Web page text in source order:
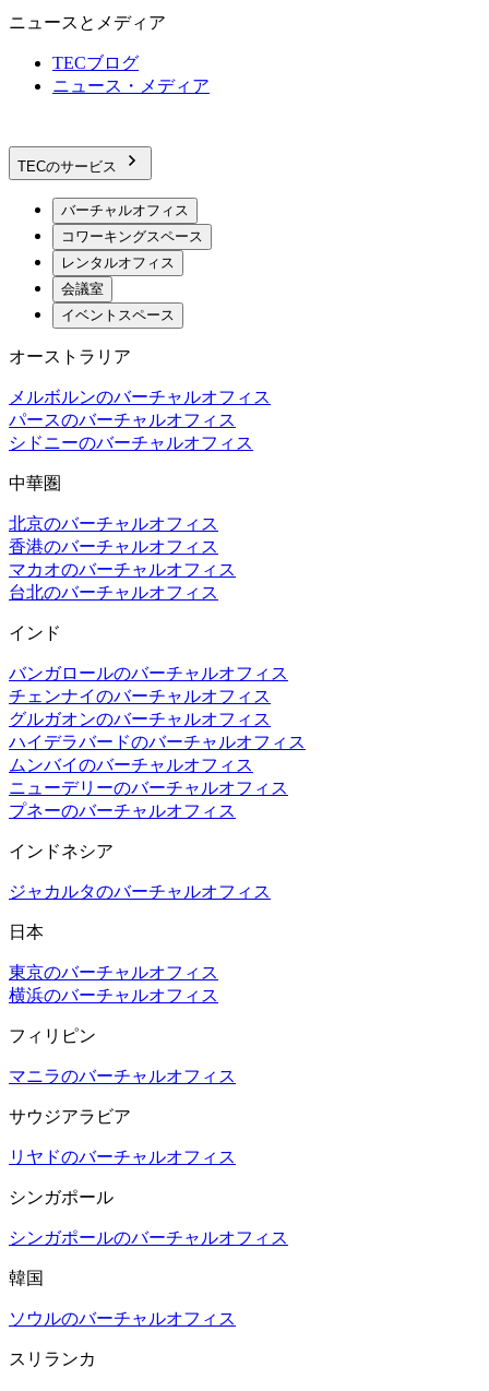
ニュースとメディア
TECブログ
ニュース・メディア
TECのサービス
バーチャルオフィス
コワーキングスペース
レンタルオフィス
会議室
イベントスペース
オーストラリア
メルボルンのバーチャルオフィス
パースのバーチャルオフィス
シドニーのバーチャルオフィス
中華圏
北京のバーチャルオフィス
香港のバーチャルオフィス
マカオのバーチャルオフィス
台北のバーチャルオフィス
インド
バンガロールのバーチャルオフィス
チェンナイのバーチャルオフィス
グルガオンのバーチャルオフィス
ハイデラバードのバーチャルオフィス
ムンバイのバーチャルオフィス
ニューデリーのバーチャルオフィス
プネーのバーチャルオフィス
インドネシア
ジャカルタのバーチャルオフィス
日本
東京のバーチャルオフィス
横浜のバーチャルオフィス
フィリピン
マニラのバーチャルオフィス
サウジアラビア
リヤドのバーチャルオフィス
シンガポール
シンガポールのバーチャルオフィス
韓国
ソウルのバーチャルオフィス
スリランカ